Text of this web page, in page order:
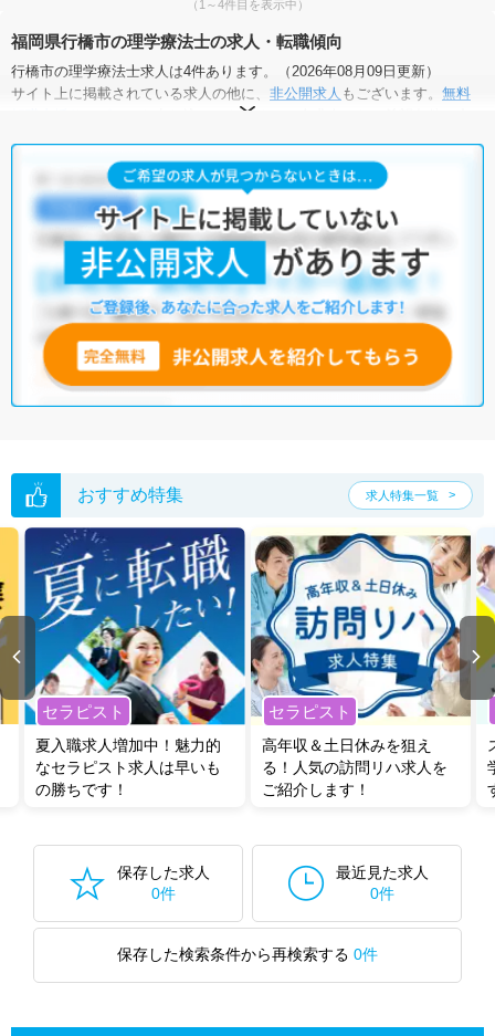
（1～4件目を表示中）
福岡県行橋市の理学療法士の求人・転職傾向
行橋市の理学療法士求人は4件あります。（2026年08月09日更新）
サイト上に掲載されている求人の他に、 非公開求人 もございます。 無料
にお申し込みいただくと、全求人からご希望条件に合
行橋市の理学療法士求人では以下のような条件が人気です。
土日祝休・積極採用中・ 残業少なめ 正社員(正職員)
・介護福祉施設・訪問リハビリ(在宅医療)
他の条件でも人気の求人がございますので、「こだわり条件」から検索
いただくか、お気軽にお問い合わせください。
全国の理学療法士求人から検索いただくことも可能です。
無料転職支援サービス
にお申し込みいただくと、ご希望条件をヒアリン
グした上で求人をご提案いたします。
ご希望条件がまだ定まっていない方は人気の希望条件をピックアップし
い。
おすすめ特集 求人特集一覧
セラピスト
夏入職求人増加中！魅力的
なセラピスト求人は早いも
の勝ちです！
セラピスト
高年収＆土日休みを狙え
る！人気の訪問リハ求人を
ご紹介します！
保存した求人
0件
最近見た求人
0件
保存した検索条件から再検索する 0件